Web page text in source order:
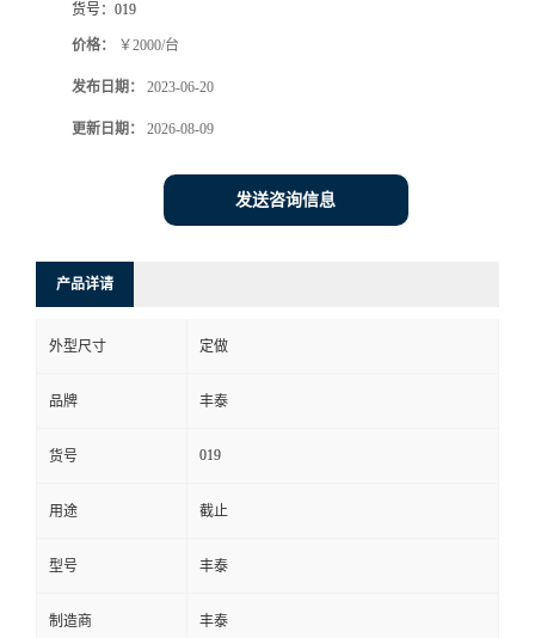
货号： 019
价格： ￥2000/台
发布日期： 2023-06-20
更新日期： 2026-08-09
发送咨询信息
产品详请
外型尺寸 定做
品牌 丰泰
货号 019
用途 截止
型号 丰泰
制造商 丰泰